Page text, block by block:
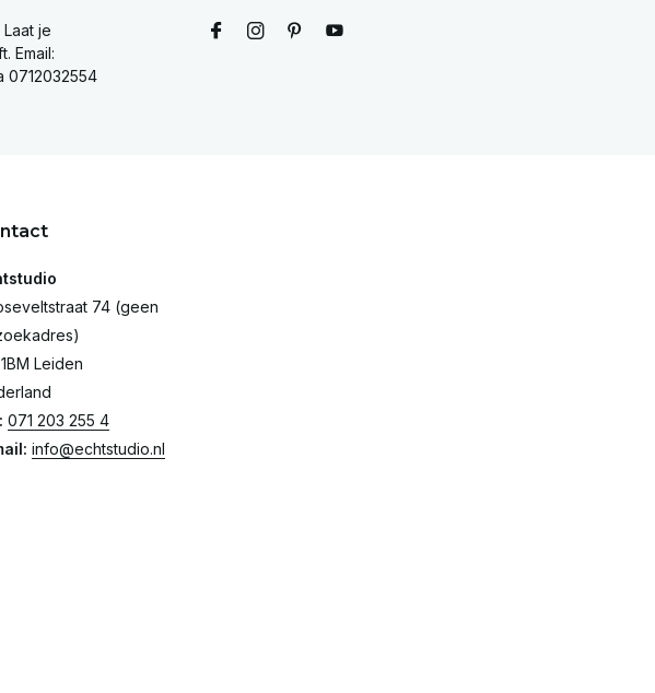
je
Email:
0712032554
74 (geen
Leiden
071 203 255 4
info@echtstudio.nl